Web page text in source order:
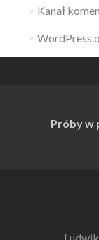
Kanał
Próby w